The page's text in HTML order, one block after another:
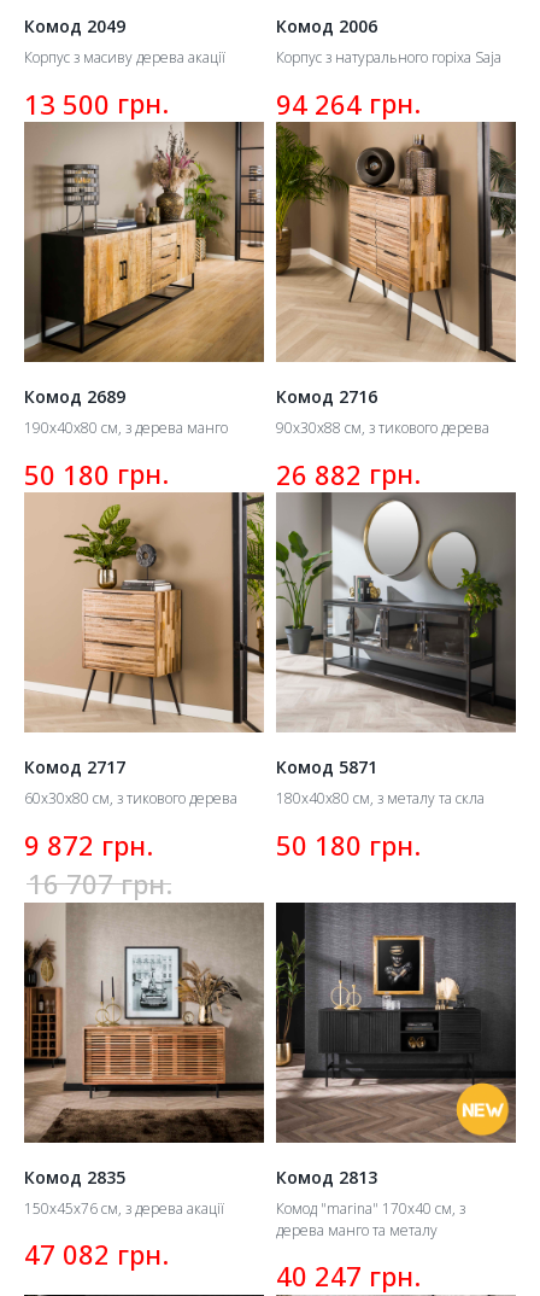
Комод 2049
Корпус з масиву дерева акації
13 500 грн.
Комод 2006
Корпус з натурального горіха Saja
94 264 грн.
Комод 2689
190х40х80 см, з дерева манго
50 180 грн.
Комод 2716
90х30х88 см, з тикового дерева
26 882 грн.
Комод 2717
60х30х80 см, з тикового дерева
9 872 грн.
16 707 грн.
Комод 5871
180х40х80 см, з металу та скла
50 180 грн.
Комод 2835
150х45х76 см, з дерева акації
47 082 грн.
Комод 2813
Комод "marina" 170х40 см, з
дерева манго та металу
40 247 грн.